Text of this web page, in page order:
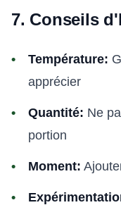
7. Conseils
Température:
apprécier
Quantité: Ne
portion
Moment: